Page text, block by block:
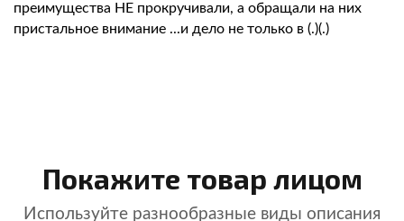
преимущества НЕ прокручивали, а обращали на них
пристальное внимание ...и дело не только в (.)(.)
Покажите товар лицом
Используйте разнообразные виды описания